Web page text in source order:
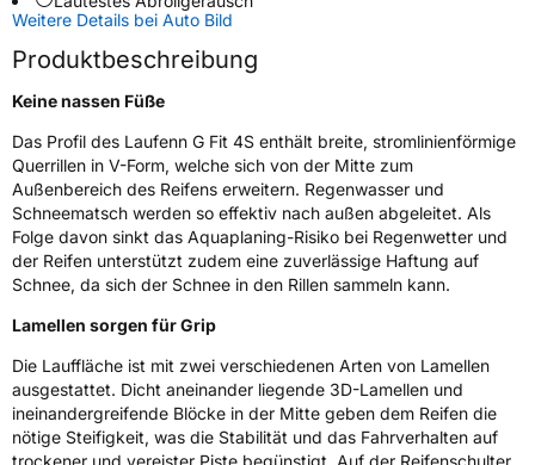
Weitere Eigenschaften
SchlauchtypTL
ZustandNeureifen
M+SJa
EU Label
EffizienzD
NasshaftungC
Rollgeräusch (Klasse)B
Rollgeräusch (dB)71
Weitere Details bei Auto Bild
Produktbeschreibung
Keine nassen Füße
Das Profil des Laufenn G Fit 4S enthält breite, stromlinienförmige
Querrillen in V-Form, welche sich von der Mitte zum
Außenbereich des Reifens erweitern. Regenwasser und
Schneematsch werden so effektiv nach außen abgeleitet. Als
Folge davon sinkt das Aquaplaning-Risiko bei Regenwetter und
der Reifen unterstützt zudem eine zuverlässige Haftung auf
Schnee, da sich der Schnee in den Rillen sammeln kann.
Lamellen sorgen für Grip
Die Lauffläche ist mit zwei verschiedenen Arten von Lamellen
ausgestattet. Dicht aneinander liegende 3D-Lamellen und
ineinandergreifende Blöcke in der Mitte geben dem Reifen die
nötige Steifigkeit, was die Stabilität und das Fahrverhalten auf
trockener und vereister Piste begünstigt. Auf der Reifenschulter